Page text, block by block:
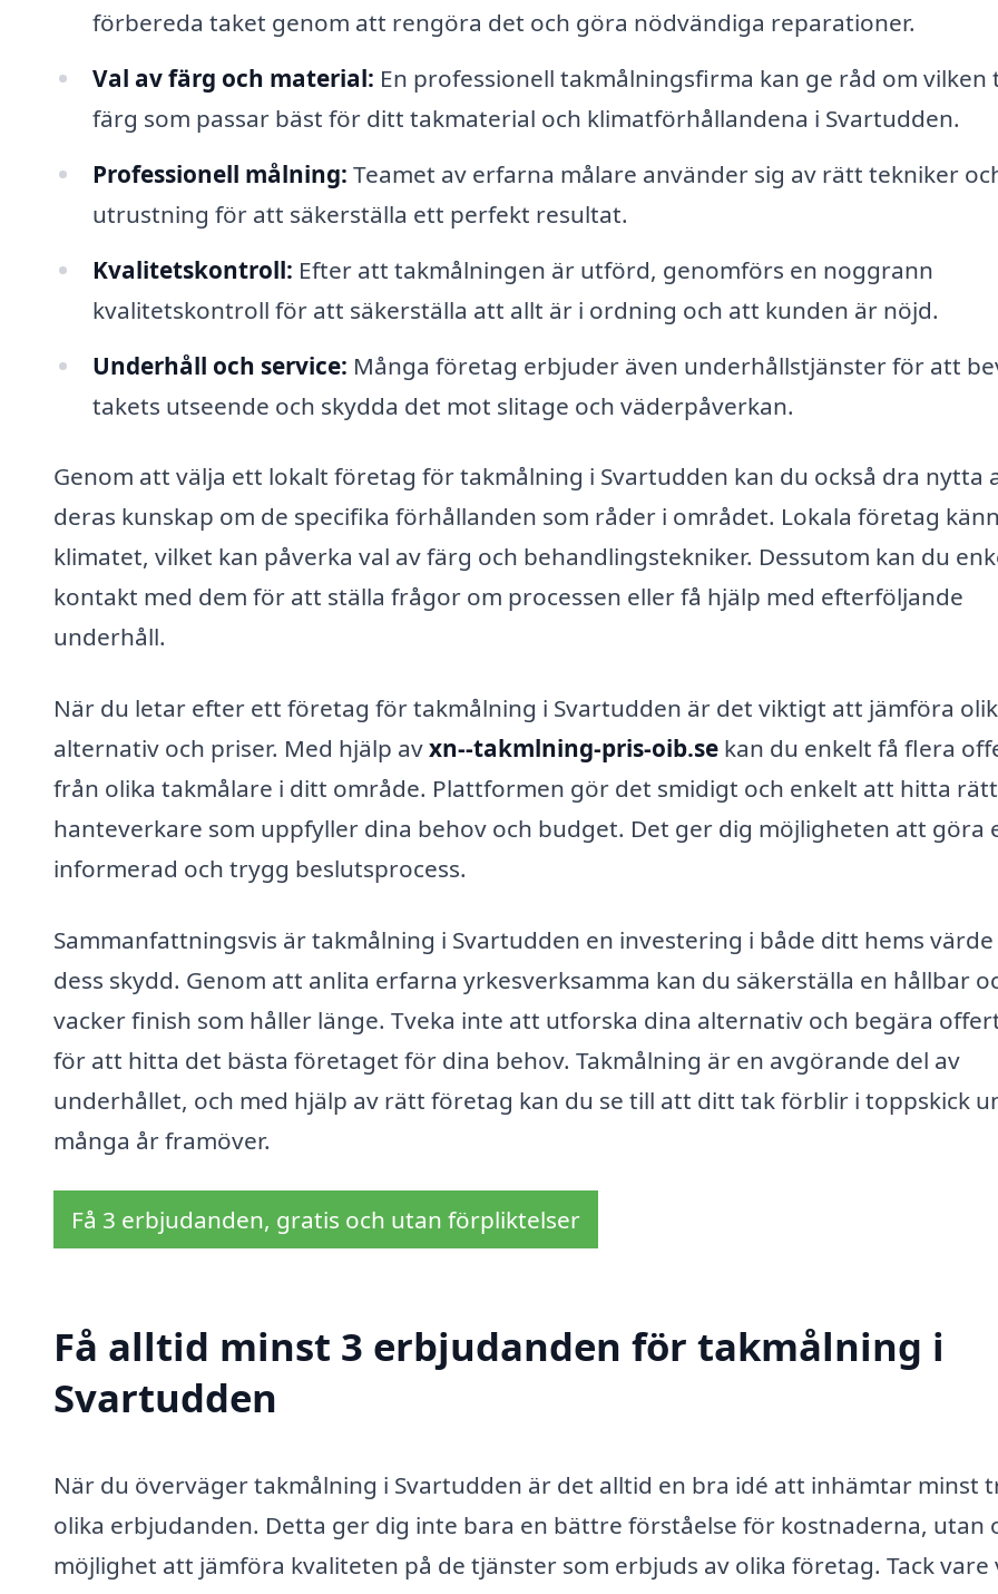
förbereda taket genom att rengöra det och göra nödvändiga reparationer.
Val av färg och material: En professionell takmålningsfirma kan ge råd om vilken
färg som passar bäst för ditt takmaterial och klimatförhållandena i Svartudden.
Professionell målning: Teamet av erfarna målare använder sig av rätt tekniker
utrustning för att säkerställa ett perfekt resultat.
Kvalitetskontroll: Efter att takmålningen är utförd, genomförs en noggrann
kvalitetskontroll för att säkerställa att allt är i ordning och att kunden är nöjd.
Underhåll och service: Många företag erbjuder även underhållstjänster för att
takets utseende och skydda det mot slitage och väderpåverkan.
Genom att välja ett lokalt företag för takmålning i Svartudden kan du också dra nytta
deras kunskap om de specifika förhållanden som råder i området. Lokala företag
klimatet, vilket kan påverka val av färg och behandlingstekniker. Dessutom kan du
kontakt med dem för att ställa frågor om processen eller få hjälp med efterföljande
underhåll.
När du letar efter ett företag för takmålning i Svartudden är det viktigt att jämföra
alternativ och priser. Med hjälp avxn--takmlning-pris-oib.se kan du enkelt få flera
från olika takmålare i ditt område. Plattformen gör det smidigt och enkelt att hitta rätt
hanteverkare som uppfyller dina behov och budget. Det ger dig möjligheten att göra
informerad och trygg beslutsprocess.
Sammanfattningsvis är takmålning i Svartudden en investering i både ditt hems värde
dess skydd. Genom att anlita erfarna yrkesverksamma kan du säkerställa en hållbar
vacker finish som håller länge. Tveka inte att utforska dina alternativ och begära
för att hitta det bästa företaget för dina behov. Takmålning är en avgörande del av
underhållet, och med hjälp av rätt företag kan du se till att ditt tak förblir i toppskick
många år framöver.
Få 3 erbjudanden, gratis och utan förpliktelser
Få alltid minst 3 erbjudanden för takmålning i
Svartudden
När du överväger takmålning i Svartudden är det alltid en bra idé att inhämtar minst
olika erbjudanden. Detta ger dig inte bara en bättre förståelse för kostnaderna, utan
möjlighet att jämföra kvaliteten på de tjänster som erbjuds av olika företag. Tack vare